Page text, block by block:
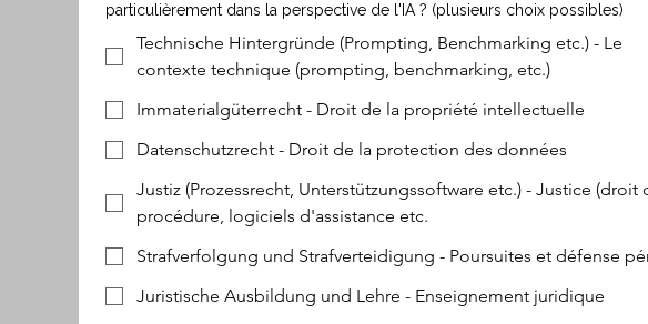
particulièrement dans la perspective de l'IA ? (plusieurs choix possibles)
Technische Hintergründe (Prompting, Benchmarking etc.) - Le
contexte technique (prompting, benchmarking, etc.)
Immaterialgüterrecht - Droit de la propriété intellectuelle
Datenschutzrecht - Droit de la protection des données
Justiz (Prozessrecht, Unterstützungssoftware etc.) - Justice (droit
procédure, logiciels d'assistance etc.
Strafverfolgung und Strafverteidigung - Poursuites et défense
Juristische Ausbildung und Lehre - Enseignement juridique